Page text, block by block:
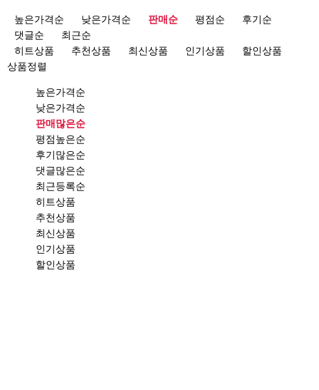
높은가격순 낮은가격순 판매순 평점순
후기순
댓글순
최근순
히트상품
추천상품 최신상품 인기상품
할인상품
상품정렬
높은가격순
낮은가격순
판매많은순
평점높은순
후기많은순
댓글많은순
최근등록순
히트상품
추천상품
최신상품
인기상품
할인상품